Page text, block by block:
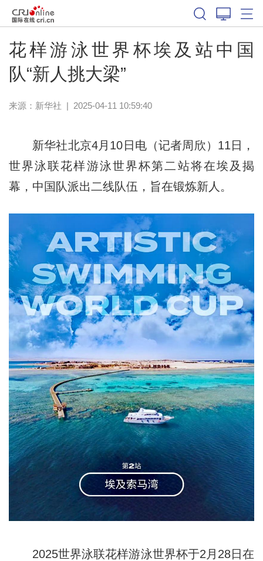
花样游泳世界杯埃及站中国
队“新人挑大梁”
来源：新华社 | 2025-04-11 10:59:40
新华社北京4月10日电（记者周欣）11日，
世界泳联花样游泳世界杯第二站将在埃及揭
幕，中国队派出二线队伍，旨在锻炼新人。
2025世界泳联花样游泳世界杯于2月28日在